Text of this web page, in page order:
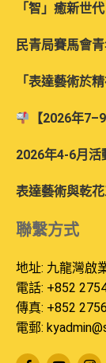
「智」癒新世
民青局賽馬會
「表達藝術於
【2026年
2026年4-6月活
表達藝術與乾
聯繫方式
地址: 九龍灣啟
電話: +852
傳真: +852
電郵: